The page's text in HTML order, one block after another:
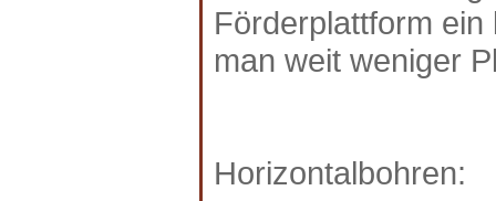
Förderplattform
man weit weniger
Horizontalbohren: